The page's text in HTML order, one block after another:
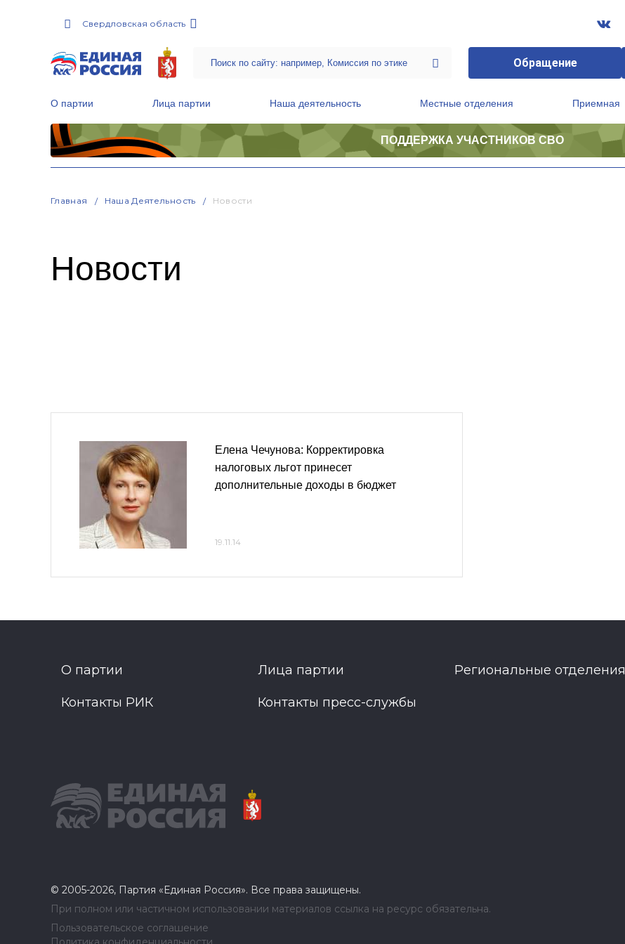
Свердловская область
Обращение
О партии Лица партии Наша деятельность Местные отделения Приемная
ПОДДЕРЖКА УЧАСТНИКОВ СВО
Главная Наша Деятельность Новости
Новости
Елена Чечунова: Корректировка
налоговых льгот принесет
дополнительные доходы в бюджет
19.11.14
О партии Лица партии Региональные отделения
Контакты РИК Контакты пресс-службы
© 2005-2026, Партия «Единая Россия». Все права защищены.
При полном или частичном использовании материалов ссылка на ресурс обязательна.
Пользовательское соглашение